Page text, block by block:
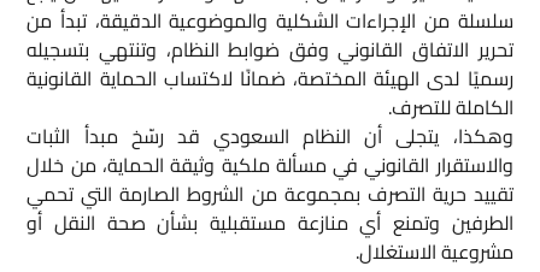
سلسلة من الإجراءات الشكلية والموضوعية الدقيقة، تبدأ من
تحرير الاتفاق القانوني وفق ضوابط النظام، وتنتهي بتسجيله
رسميًا لدى الهيئة المختصة، ضمانًا لاكتساب الحماية القانونية
الكاملة للتصرف.
وهكذا، يتجلى أن النظام السعودي قد رسّخ مبدأ الثبات
والاستقرار القانوني في مسألة ملكية وثيقة الحماية، من خلال
تقييد حرية التصرف بمجموعة من الشروط الصارمة التي تحمي
الطرفين وتمنع أي منازعة مستقبلية بشأن صحة النقل أو
مشروعية الاستغلال.